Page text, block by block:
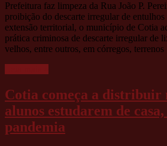
Prefeitura faz limpeza da Rua João P.
proibição do descarte irregular de
extensão territorial, o município de Cotia
prática criminosa de descarte irregular de
velhos, entre outros, em córregos,
Cotia começa a
alunos estudarem de
pandemia